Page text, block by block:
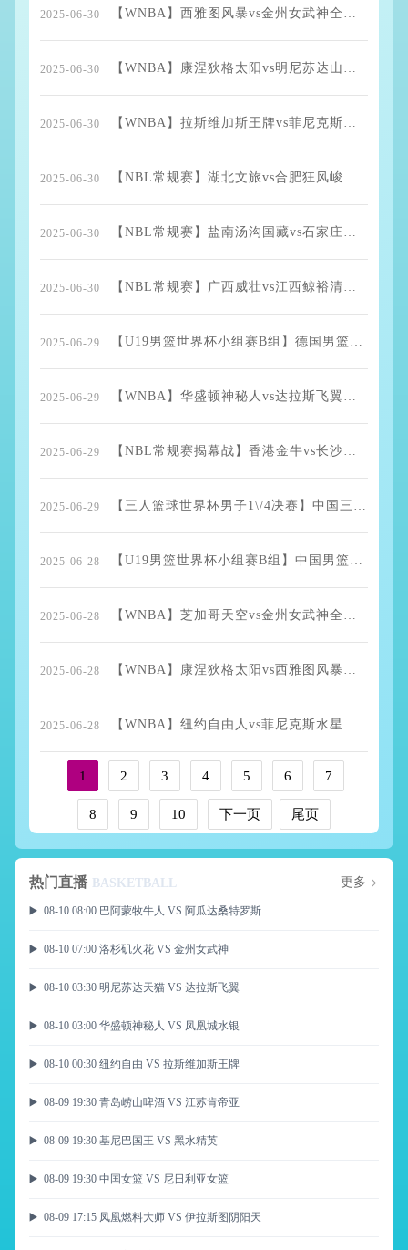
2025-06-30 【WNBA】西雅图风暴vs金州女武神全场录像回放
2025-06-30 【WNBA】康涅狄格太阳vs明尼苏达山猫全场录像回放
2025-06-30 【WNBA】拉斯维加斯王牌vs菲尼克斯水星全场录像回放
2025-06-30 【NBL常规赛】湖北文旅vs合肥狂风峻茂全场录像回放
2025-06-30 【NBL常规赛】盐南汤沟国藏vs石家庄翔蓝全场录像回放
2025-06-30 【NBL常规赛】广西威壮vs江西鲸裕清酒全场录像回放
2025-06-29 【U19男篮世界杯小组赛B组】德国男篮U19vs中国男篮U19全场录像回放
2025-06-29 【WNBA】华盛顿神秘人vs达拉斯飞翼全场录像回放
2025-06-29 【NBL常规赛揭幕战】香港金牛vs长沙勇胜全场录像回放
2025-06-29 【三人篮球世界杯男子1\/4决赛】中国三人篮球队vs西班牙三人篮球队全场录像回放
2025-06-28 【U19男篮世界杯小组赛B组】中国男篮U19vs加拿大男篮U19全场录像回放
2025-06-28 【WNBA】芝加哥天空vs金州女武神全场录像回放
2025-06-28 【WNBA】康涅狄格太阳vs西雅图风暴全场录像回放
2025-06-28 【WNBA】纽约自由人vs菲尼克斯水星全场录像回放
1 2 3 4 5 6 7
8 9 10 下一页 尾页
热门直播 BASKETBALL 更多
▶️ 08-10 08:00 巴阿蒙牧牛人 VS 阿瓜达桑特罗斯
▶️ 08-10 07:00 洛杉矶火花 VS 金州女武神
▶️ 08-10 03:30 明尼苏达天猫 VS 达拉斯飞翼
▶️ 08-10 03:00 华盛顿神秘人 VS 凤凰城水银
▶️ 08-10 00:30 纽约自由 VS 拉斯维加斯王牌
▶️ 08-09 19:30 青岛崂山啤酒 VS 江苏肯帝亚
▶️ 08-09 19:30 基尼巴国王 VS 黑水精英
▶️ 08-09 19:30 中国女篮 VS 尼日利亚女篮
▶️ 08-09 17:15 凤凰燃料大师 VS 伊拉斯图阴阳天